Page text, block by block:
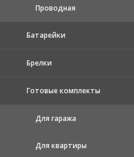
Проводная
Батарейки
Брелки
Готовые комплекты
Для гаража
Для квартиры